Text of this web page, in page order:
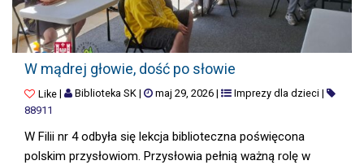
W mądrej głowie, dość po słowie
Like| Biblioteka SK| maj 29, 2026| Imprezy dla dzieci|
88911
W Filii nr 4 odbyła się lekcja biblioteczna poświęcona
polskim przysłowiom. Przysłowia pełnią ważną rolę w
W MĄDREJ GŁOWIE, DOŚĆ PO SŁOWIE